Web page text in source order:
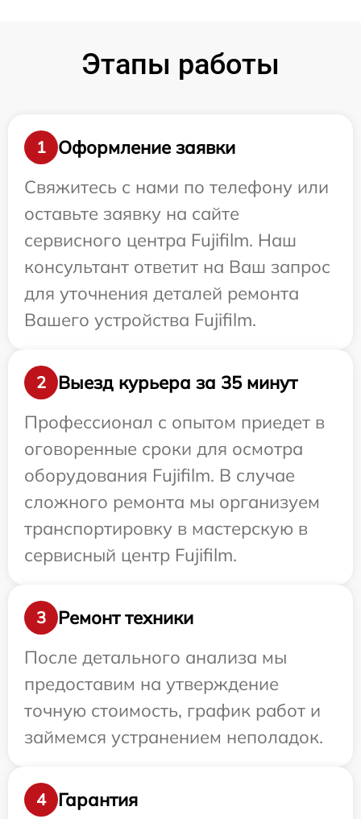
Этапы работы
1
Оформление заявки
Свяжитесь с нами по телефону или
оставьте заявку на сайте
сервисного центра Fujifilm. Наш
консультант ответит на Ваш запрос
для уточнения деталей ремонта
Вашего устройства Fujifilm.
2
Выезд курьера за 35 минут
Профессионал с опытом приедет в
оговоренные сроки для осмотра
оборудования Fujifilm. В случае
сложного ремонта мы организуем
транспортировку в мастерскую в
сервисный центр Fujifilm.
3
Ремонт техники
После детального анализа мы
предоставим на утверждение
точную стоимость, график работ и
займемся устранением неполадок.
4 Гарантия